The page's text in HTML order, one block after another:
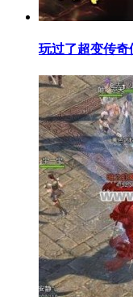
玩过了超变传